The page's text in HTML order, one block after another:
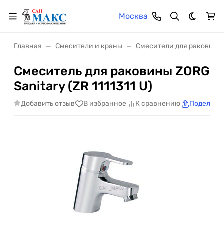
Москва
Темная
Главная Смесители и краны Смесители для раковины
Смеситель для раковины ZORG
Sanitary (ZR 1111311 U)
Добавить отзыв В избранное К сравнению